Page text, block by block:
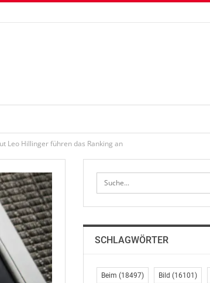
Leo Hillinger führen das Ranking an
SCHLAGWÖRTER
Beim (18497) Bild (16101)